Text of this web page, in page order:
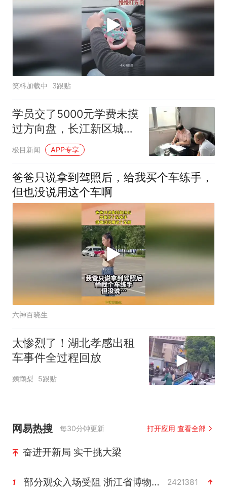
笑料加载中 3跟贴
学员交了5000元学费未摸
过方向盘，长江新区城管
协调后退回3000元
极目新闻 APP专享
爸爸只说拿到驾照后，给我买个车练手，
但也没说用这个车啊
六神百晓生
太惨烈了！湖北孝感出租
车事件全过程回放
鹦鹉梨 5跟贴
网易热搜 每30分钟更新 打开应用 查看全部
奋进开新局 实干挑大梁
1 部分观众入场受阻 浙江省博物馆致歉 2421381